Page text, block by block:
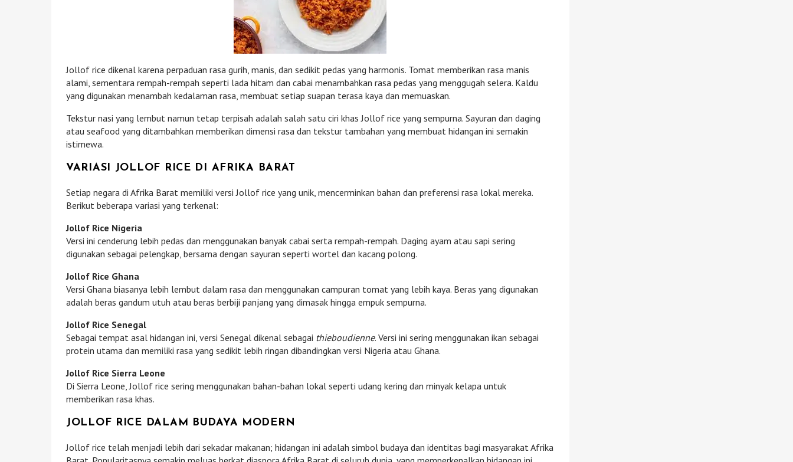
Jollof rice dikenal karena perpaduan rasa gurih, manis, dan sedikit pedas yang harmonis. Tomat memberikan rasa manis
alami, sementara rempah-rempah seperti lada hitam dan cabai menambahkan rasa pedas yang menggugah selera. Kaldu
yang digunakan menambah kedalaman rasa, membuat setiap suapan terasa kaya dan memuaskan.
Tekstur nasi yang lembut namun tetap terpisah adalah salah satu ciri khas Jollof rice yang sempurna. Sayuran dan daging
atau seafood yang ditambahkan memberikan dimensi rasa dan tekstur tambahan yang membuat hidangan ini semakin
istimewa.
VARIASI JOLLOF RICE DI AFRIKA BARAT
Setiap negara di Afrika Barat memiliki versi Jollof rice yang unik, mencerminkan bahan dan preferensi rasa lokal mereka.
Berikut beberapa variasi yang terkenal:
Jollof Rice Nigeria
Versi ini cenderung lebih pedas dan menggunakan banyak cabai serta rempah-rempah. Daging ayam atau sapi sering
digunakan sebagai pelengkap, bersama dengan sayuran seperti wortel dan kacang polong.
Jollof Rice Ghana
Versi Ghana biasanya lebih lembut dalam rasa dan menggunakan campuran tomat yang lebih kaya. Beras yang digunakan
adalah beras gandum utuh atau beras berbiji panjang yang dimasak hingga empuk sempurna.
Jollof Rice Senegal
Sebagai tempat asal hidangan ini, versi Senegal dikenal sebagai thieboudienne. Versi ini sering menggunakan ikan sebagai
protein utama dan memiliki rasa yang sedikit lebih ringan dibandingkan versi Nigeria atau Ghana.
Jollof Rice Sierra Leone
Di Sierra Leone, Jollof rice sering menggunakan bahan-bahan lokal seperti udang kering dan minyak kelapa untuk
memberikan rasa khas.
JOLLOF RICE DALAM BUDAYA MODERN
Jollof rice telah menjadi lebih dari sekadar makanan; hidangan ini adalah simbol budaya dan identitas bagi masyarakat Afrika